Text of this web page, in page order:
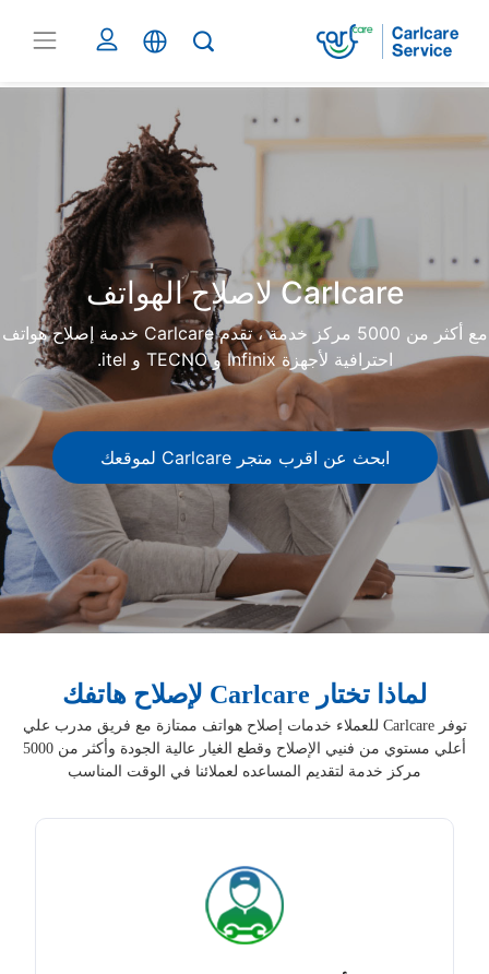
Phone
repair
Carlcare لاصلاح الهواتف
مع أكثر من 5000 مركز خدمة ، تقدم Carlcare خدمة إصلاح هواتف
احترافية لأجهزة Infinix و TECNO و itel.
ابحث عن اقرب متجر Carlcare لموقعك
لماذا تختار Carlcare لإصلاح هاتفك
توفر Carlcare للعملاء خدمات إصلاح هواتف ممتازة مع فريق مدرب علي
أعلي مستوي من فنيي الإصلاح وقطع الغيار عالية الجودة وأكثر من 5000
مركز خدمة لتقديم المساعده لعملائنا في الوقت المناسب